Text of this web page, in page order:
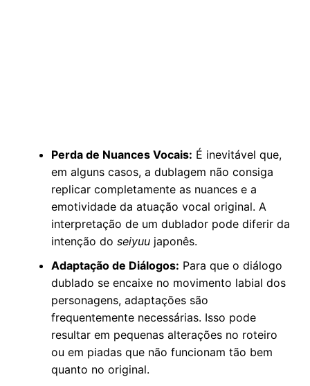
Perda de Nuances Vocais: É inevitável que,
em alguns casos, a dublagem não consiga
replicar completamente as nuances e a
emotividade da atuação vocal original. A
interpretação de um dublador pode diferir da
intenção do seiyuujaponês.
Adaptação de Diálogos: Para que o diálogo
dublado se encaixe no movimento labial dos
personagens, adaptações são
frequentemente necessárias. Isso pode
resultar em pequenas alterações no roteiro
ou em piadas que não funcionam tão bem
quanto no original.